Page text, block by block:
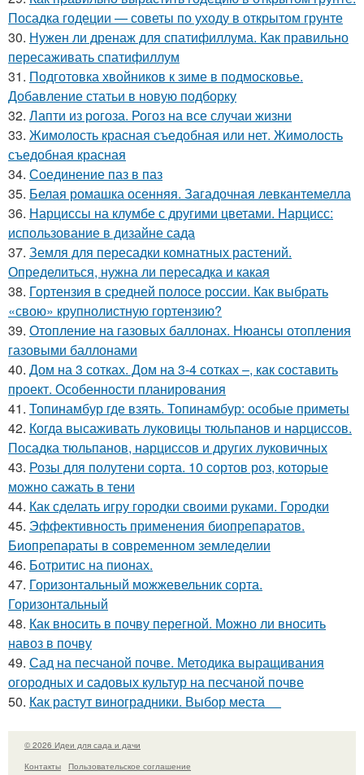
Посадка годеции — советы по уходу в открытом грунте
30. Нужен ли дренаж для спатифиллума. Как правильно
пересаживать спатифиллум
31. Подготовка хвойников к зиме в подмосковье.
Добавление статьи в новую подборку
32. Лапти из рогоза. Рогоз на все случаи жизни
33. Жимолость красная съедобная или нет. Жимолость
съедобная красная
34. Соединение паз в паз
35. Белая ромашка осенняя. Загадочная левкантемелла
36. Нарциссы на клумбе с другими цветами. Нарцисс:
использование в дизайне сада
37. Земля для пересадки комнатных растений.
Определиться, нужна ли пересадка и какая
38. Гортензия в средней полосе россии. Как выбрать
«свою» крупнолистную гортензию?
39. Отопление на газовых баллонах. Нюансы отопления
газовыми баллонами
40. Дом на 3 сотках. Дом на 3-4 сотках –, как составить
проект. Особенности планирования
41. Топинамбур где взять. Топинамбур: особые приметы
42. Когда высаживать луковицы тюльпанов и нарциссов.
Посадка тюльпанов, нарциссов и других луковичных
43. Розы для полутени сорта. 10 сортов роз, которые
можно сажать в тени
44. Как сделать игру городки своими руками. Городки
45. Эффективность применения биопрепаратов.
Биопрепараты в современном земледелии
46. Ботритис на пионах.
47. Горизонтальный можжевельник сорта.
Горизонтальный
48. Как вносить в почву перегной. Можно ли вносить
навоз в почву
49. Сад на песчаной почве. Методика выращивания
огородных и садовых культур на песчаной почве
50. Как растут виноградники. Выбор места
© 2026 Идеи для сада и дачи
Контакты
Пользовательское соглашение